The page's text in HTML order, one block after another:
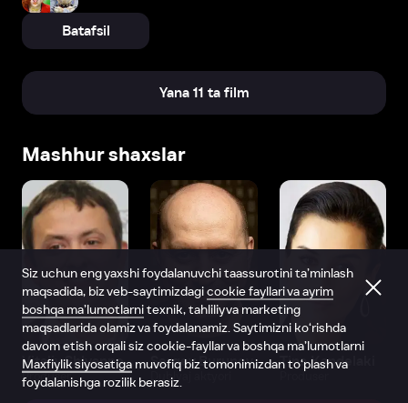
Batafsil
Yana 11 ta film
Mashhur shaxslar
Vitaliy Shlyappo
Produser
Sergey Burunov
Dublyaj aktyori
Tina Kandelaki
Siz uchun eng yaxshi foydalanuvchi taassurotini ta’minlash
maqsadida, biz veb-saytimizdagicookie fayllari va ayrim
boshqa ma’lumotlarnitexnik, tahliliy va marketing
maqsadlarida olamiz va foydalanamiz. Saytimizni ko‘rishda
davom etish orqali siz cookie-fayllar va boshqa ma’lumotlarni
Maxfiylik siyosatiga muvofiq biz tomonimizdan to‘plash va
foydalanishga rozilik berasiz.